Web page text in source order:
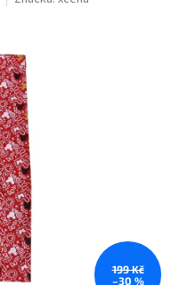
199 Kč
–30 %